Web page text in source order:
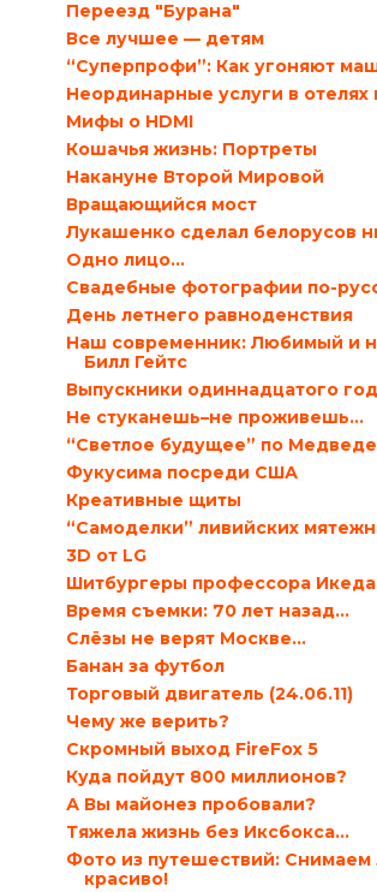
Переезд "Бурана"
Все лучшее — детям
“Суперпрофи”: Как угоняют
Неординарные услуги в отелях
Мифы о HDMI
Кошачья жизнь: Портреты
Накануне Второй Мировой
Вращающийся мост
Лукашенко сделал белорусов
Одно лицо…
Свадебные фотографии по-
День летнего равноденствия
Наш современник: Любимый и
Билл Гейтс
Выпускники одиннадцатого
Не стуканешь–не проживешь…
“Светлое будущее” по
Фукусима посреди США
Креативные щиты
“Самоделки” ливийских
3D от LG
Шитбургеры профессора Икеда
Время съемки: 70 лет назад...
Слёзы не верят Москве…
Банан за футбол
Торговый двигатель (24.06.11)
Чему же верить?
Скромный выход FireFox 5
Куда пойдут 800 миллионов?
А Вы майонез пробовали?
Тяжела жизнь без Иксбокса…
Фото из путешествий:
красиво!